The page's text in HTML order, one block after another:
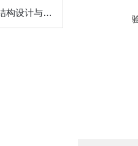
液压支架立柱防尘罩结构设计与密封防护原理